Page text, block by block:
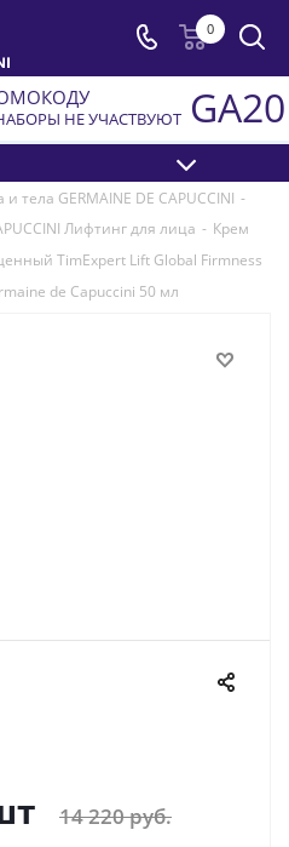
0
НЕ УЧАСТВУЮТ GA20
тела GERMAINE DE CAPUCCINI -
Лифтинг для лица - Крем
TimExpert Lift Global Firmness
de Capuccini 50 мл
14 220руб.